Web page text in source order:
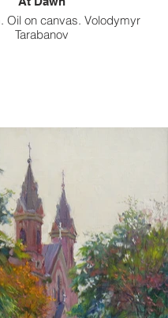
Oil on canvas. Volodymyr
Tarabanov